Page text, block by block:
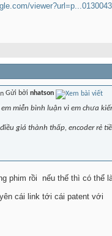
Gửi bởi nhatson
miễn bình luận vì em chưa
giá thành thấp, encoder rẻ
phim rồi nếu thế thì có thể
cái link tới cái patent với